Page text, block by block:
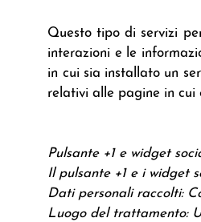
Questo tipo di servizi
interazioni e le
in cui sia installato un
relativi alle pagine in cui
Pulsante +1 e widget
Il pulsante +1 e i widget
Dati personali raccolti:
Luogo del trattamento: